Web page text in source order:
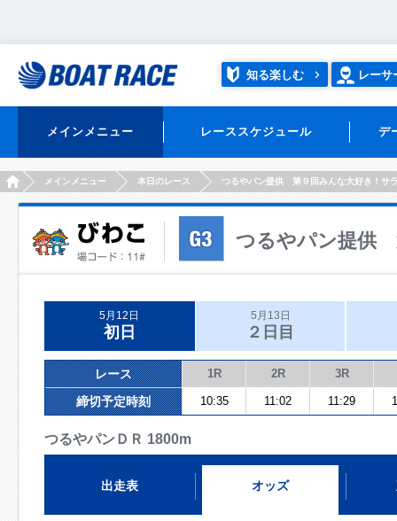
知る楽しむ レーサ
メインメニュー レーススケジュール デ
HOMEメインメニュー 本日のレース つるやパン提供 第９回みんな大好き！サ
つるやパン提供
5月12日
初日
5月13日
２日目
レース 1R 2R 3R
締切予定時刻 10:35 11:02 11:29
つるやパンＤＲ 1800m
出走表 オッズ